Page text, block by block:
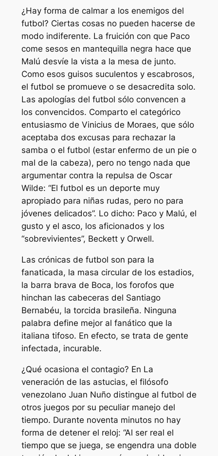
¿Hay forma de calmar a los enemigos del
futbol? Ciertas cosas no pueden hacerse de
modo indiferente. La fruición con que Paco
come sesos en mantequilla negra hace que
Malú desvíe la vista a la mesa de junto.
Como esos guisos suculentos y escabrosos,
el futbol se promueve o se desacredita solo.
Las apologías del futbol sólo convencen a
los convencidos. Comparto el categórico
entusiasmo de Vinicius de Moraes, que sólo
aceptaba dos excusas para rechazar la
samba o el futbol (estar enfermo de un pie o
mal de la cabeza), pero no tengo nada que
argumentar contra la repulsa de Oscar
Wilde: “El futbol es un deporte muy
apropiado para niñas rudas, pero no para
jóvenes delicados”. Lo dicho: Paco y Malú, el
gusto y el asco, los aficionados y los
“sobrevivientes”, Beckett y Orwell.
Las crónicas de futbol son para la
fanaticada, la masa circular de los estadios,
la barra brava de Boca, los forofos que
hinchan las cabeceras del Santiago
Bernabéu, la torcida brasileña. Ninguna
palabra define mejor al fanático que la
italiana tifoso. En efecto, se trata de gente
infectada, incurable.
¿Qué ocasiona el contagio? En La
veneración de las astucias, el filósofo
venezolano Juan Nuño distingue al futbol de
otros juegos por su peculiar manejo del
tiempo. Durante noventa minutos no hay
forma de detener el reloj: “Al ser real el
tiempo que se juega, se engendra una doble